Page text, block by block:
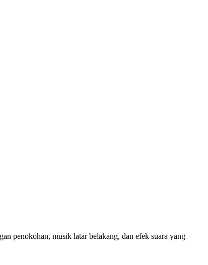
penokohan, musik latar belakang, dan efek suara yang